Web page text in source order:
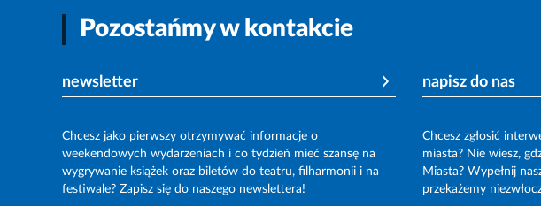
Pozostańmy w kontakcie
newsletter
Chcesz jako pierwszy otrzymywać informacje o
weekendowych wydarzeniach i co tydzień mieć szansę na
wygrywanie książek oraz biletów do teatru, filharmonii i na
festiwale? Zapisz się do naszego newslettera!
napisz do nas
Chcesz zgłosić
miasta? Nie wiesz,
Miasta? Wypełnij
przekażemy